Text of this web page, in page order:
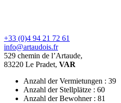
+33 (0)4 94 21 72 61
info@artaudois.fr
529 chemin de l’Artaude,
83220 Le Pradet, VAR
Anzahl der Vermietungen : 39
Anzahl der Stellplätze : 60
Anzahl der Bewohner : 81